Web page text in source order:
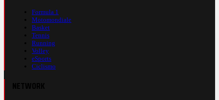
Formula 1
Motomondiale
Basket
Tennis
Running
Volley
eSports
Ciclismo